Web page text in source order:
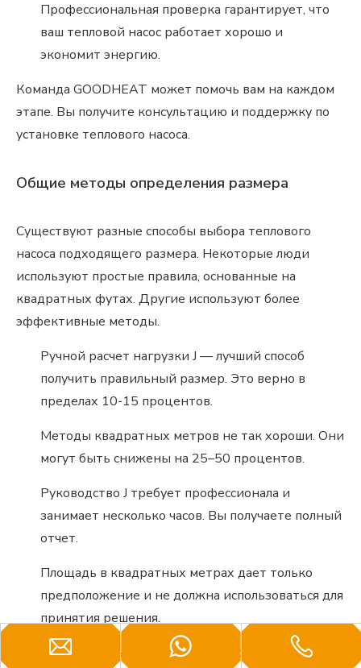
Профессиональная проверка гарантирует, что
ваш тепловой насос работает хорошо и
экономит энергию.
Команда GOODHEAT может помочь вам на каждом
этапе. Вы получите консультацию и поддержку по
установке теплового насоса.
Общие методы определения размера
Существуют разные способы выбора теплового
насоса подходящего размера. Некоторые люди
используют простые правила, основанные на
квадратных футах. Другие используют более
эффективные методы.
Ручной расчет нагрузки J — лучший способ
получить правильный размер. Это верно в
пределах 10-15 процентов.
Методы квадратных метров не так хороши. Они
могут быть снижены на 25–50 процентов.
Руководство J требует профессионала и
занимает несколько часов. Вы получаете полный
отчет.
Площадь в квадратных метрах дает только
предположение и не должна использоваться для
принятия решения.
Вы хотите, чтобы ваш тепловой насос был выбран